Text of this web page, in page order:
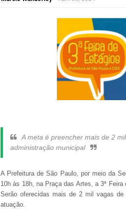
A meta é preencher mais de 2
administração municipal
A Prefeitura de São Paulo, por meio da
10h às 18h, na Praça das Artes, a 3ª
Serão oferecidas mais de 2 mil vagas
atuação.